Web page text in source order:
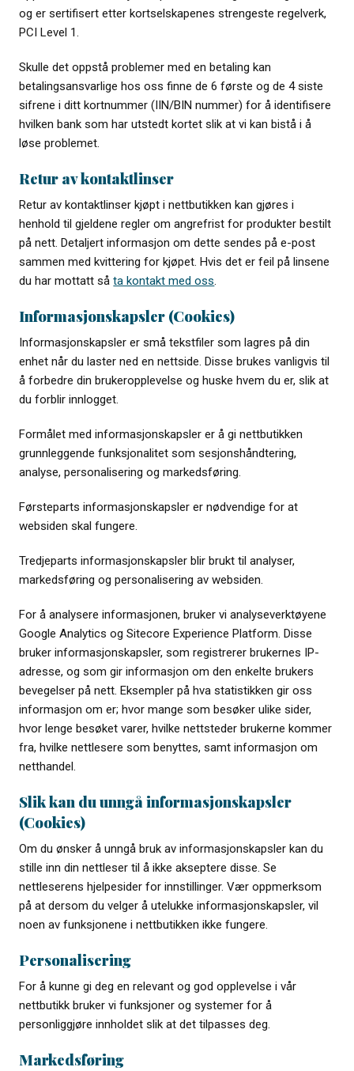
og er sertifisert etter kortselskapenes strengeste regelverk,
PCI Level 1.
Skulle det oppstå problemer med en betaling kan
betalingsansvarlige hos oss finne de 6 første og de 4 siste
sifrene i ditt kortnummer (IIN/BIN nummer) for å identifisere
hvilken bank som har utstedt kortet slik at vi kan bistå i å
løse problemet.
Retur av kontaktlinser
Retur av kontaktlinser kjøpt i nettbutikken kan gjøres i
henhold til gjeldene regler om angrefrist for produkter bestilt
på nett. Detaljert informasjon om dette sendes på e-post
sammen med kvittering for kjøpet. Hvis det er feil på linsene
du har mottatt såta kontakt med oss.
Informasjonskapsler (Cookies)
Informasjonskapsler er små tekstfiler som lagres på din
enhet når du laster ned en nettside. Disse brukes vanligvis til
å forbedre din brukeropplevelse og huske hvem du er, slik at
du forblir innlogget.
Formålet med informasjonskapsler er å gi nettbutikken
grunnleggende funksjonalitet som sesjonshåndtering,
analyse, personalisering og markedsføring.
Førsteparts informasjonskapsler er nødvendige for at
websiden skal fungere.
Tredjeparts informasjonskapsler blir brukt til analyser,
markedsføring og personalisering av websiden.
For å analysere informasjonen, bruker vi analyseverktøyene
Google Analytics og Sitecore Experience Platform. Disse
bruker informasjonskapsler, som registrerer brukernes IP-
adresse, og som gir informasjon om den enkelte brukers
bevegelser på nett. Eksempler på hva statistikken gir oss
informasjon om er; hvor mange som besøker ulike sider,
hvor lenge besøket varer, hvilke nettsteder brukerne kommer
fra, hvilke nettlesere som benyttes, samt informasjon om
netthandel.
Slik kan du unngå informasjonskapsler
(Cookies)
Om du ønsker å unngå bruk av informasjonskapsler kan du
stille inn din nettleser til å ikke akseptere disse. Se
nettleserens hjelpesider for innstillinger. Vær oppmerksom
på at dersom du velger å utelukke informasjonskapsler, vil
noen av funksjonene i nettbutikken ikke fungere.
Personalisering
For å kunne gi deg en relevant og god opplevelse i vår
nettbutikk bruker vi funksjoner og systemer for å
personliggjøre innholdet slik at det tilpasses deg.
Markedsføring